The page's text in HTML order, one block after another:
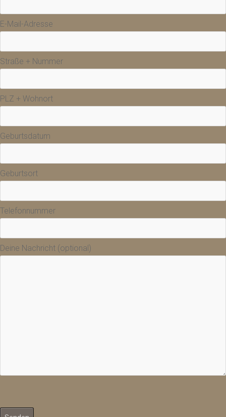
E-Mail-Adresse
Straße + Nummer
PLZ + Wohnort
Geburtsdatum
Geburtsort
Telefonnummer
Deine Nachricht (optional)